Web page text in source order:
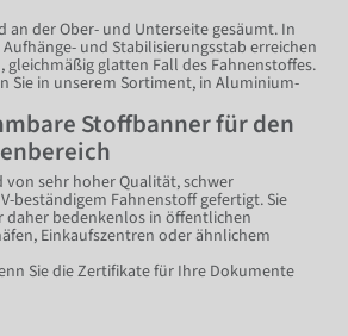
an der Ober- und Unterseite gesäumt. In
und Stabilisierungsstab erreichen
gleichmäßig glatten Fall des Fahnenstoffes.
Sie in unserem Sortiment, in Aluminium-
Stoffbanner für den
von sehr hoher Qualität, schwer
beständigem Fahnenstoff gefertigt. Sie
daher bedenkenlos in öffentlichen
Einkaufszentren oder ähnlichem
Sie die Zertifikate für Ihre Dokumente